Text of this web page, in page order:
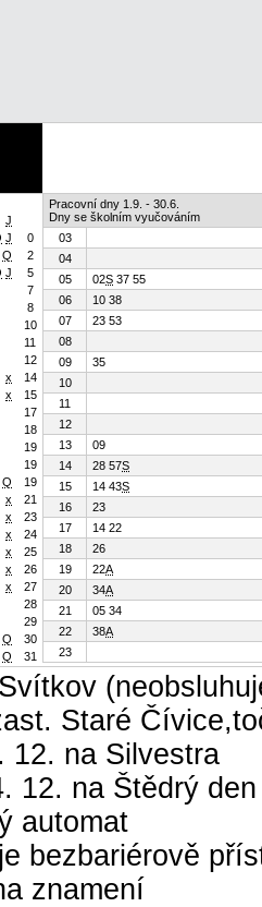
J
J
0
Q
2
J
5
7
8
10
11
12
x
14
x
15
17
18
19
19
Q
19
x
21
x
23
x
24
x
25
x
26
x
27
28
29
Q
30
Q 31
Pracovní dny 1.9. - 30.6.
Dny se školním vyučováním
03
04
05
02S 37 55
06
10 38
07
23 53
08
09
35
10
11
12
13
09
14
28 57S
15
14 43S
16
23
17
14 22
18
26
19
22A
20
34A
21
05 34
22
38A
23
Staré
12. na Silvestra
12. na Štědrý den
automat
bezbariérově
znamení